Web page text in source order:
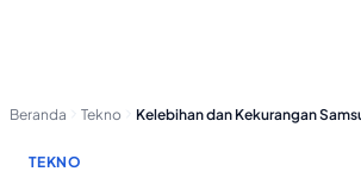
Beranda Tekno Kelebihan dan Kekurangan
TEKNO